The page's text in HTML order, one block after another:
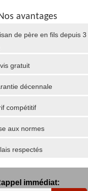
Nos avantages
de père en fils depuis 3
gratuit
décennale
compétitif
aux normes
respectés
immédiat: